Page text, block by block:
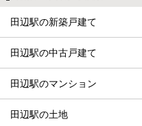
田辺駅の新築戸建て
田辺駅の中古戸建て
田辺駅のマンション
田辺駅の土地